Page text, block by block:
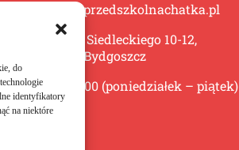
do
identyfikatory
na niektóre
biuro@przedszkolnachatka.pl
ul. A.G. Siedleckiego 10-12,
85-868 Bydgoszcz
6:00-17:00 (poniedziałek – piątek)